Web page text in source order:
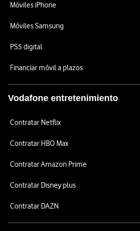
Móviles iPhone
Móviles Samsung
PS5 digital
Financiar móvil a plazos
Vodafone entretenimiento
Contratar Netflix
Contratar HBO Max
Contratar Amazon Prime
Contratar Disney plus
Contratar DAZN